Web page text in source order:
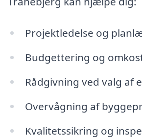
Projektledelse og
Budgettering og
Rådgivning ved valg af
Overvågning af
Kvalitetssikring og